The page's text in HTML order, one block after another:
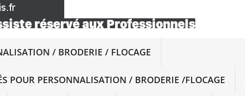
/ BRODERIE / FLOCAGE
POUR PERSONNALISATION / BRODERIE /FLOCAGE